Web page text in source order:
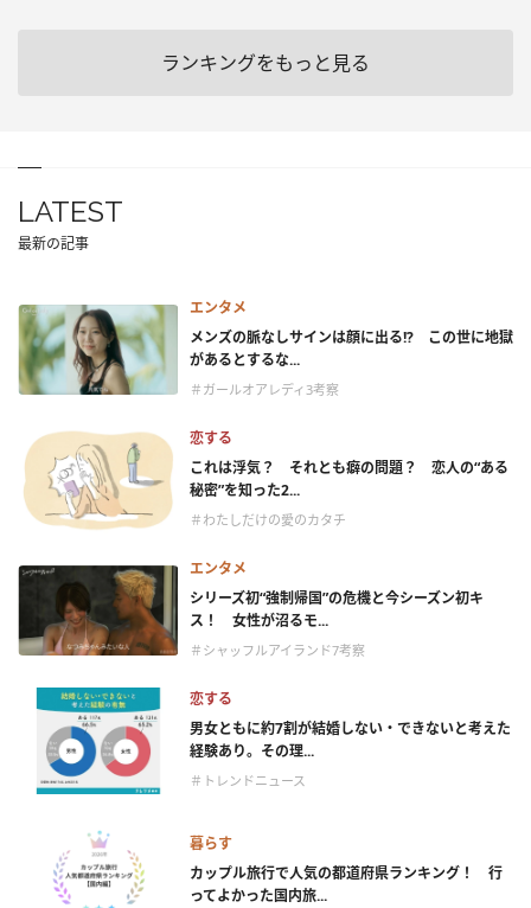
ランキングをもっと見る
LATEST
最新の記事
エンタメ
メンズの脈なしサインは顔に出る!? この世に地獄
があるとするな...
＃ガールオアレディ3考察
恋する
これは浮気？ それとも癖の問題？ 恋人の“ある
秘密”を知った2...
＃わたしだけの愛のカタチ
エンタメ
シリーズ初“強制帰国”の危機と今シーズン初キ
ス！ 女性が沼るモ...
＃シャッフルアイランド7考察
恋する
男女ともに約7割が結婚しない・できないと考えた
経験あり。その理...
＃トレンドニュース
暮らす
カップル旅行で人気の都道府県ランキング！ 行
ってよかった国内旅...